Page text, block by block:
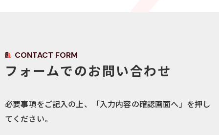
フォームでのお問い合わせ
CONTACT FORM
必要事項をご記入の上、「入力内容の確認画面へ」を押し
てください。